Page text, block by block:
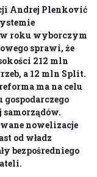
Andrej Plenković
roku wyborczym
sprawi, że
212 mln
a 12 mln Split.
ma na celu
nowelizacje
od władz
bezpośredniego